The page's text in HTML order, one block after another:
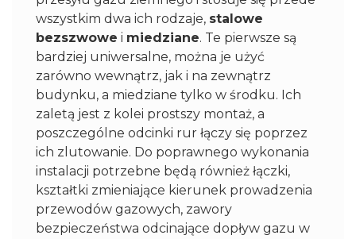
wszystkim dwa ich rodzaje, stalowe
bezszwowe i miedziane. Te pierwsze są
bardziej uniwersalne, można je użyć
zarówno wewnątrz, jak i na zewnątrz
budynku, a miedziane tylko w środku. Ich
zaletą jest z kolei prostszy montaż, a
poszczególne odcinki rur łączy się poprzez
ich zlutowanie. Do poprawnego wykonania
instalacji potrzebne będą również łączki,
kształtki zmieniające kierunek prowadzenia
przewodów gazowych, zawory
bezpieczeństwa odcinające dopływ gazu w